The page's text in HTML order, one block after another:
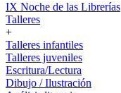
IX Noche de las Librerías
Talleres
+
Talleres infantiles
Talleres juveniles
Escritura/Lectura
Dibujo / Ilustración